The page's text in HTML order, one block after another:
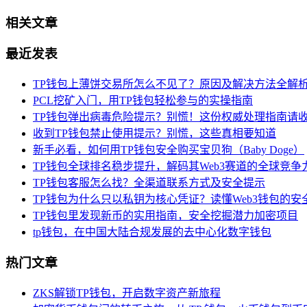
相关文章
最近发表
TP钱包上薄饼交易所怎么不见了？原因及解决方法全解
PCL挖矿入门，用TP钱包轻松参与的实操指南
TP钱包弹出病毒危险提示？别慌！这份权威处理指南请
收到TP钱包禁止使用提示？别慌，这些真相要知道
新手必看，如何用TP钱包安全购买宝贝狗（Baby Doge）
TP钱包全球排名稳步提升，解码其Web3赛道的全球竞争
TP钱包客服怎么找？全渠道联系方式及安全提示
TP钱包为什么只以私钥为核心凭证？读懂Web3钱包的安
TP钱包里发现新币的实用指南，安全挖掘潜力加密项目
tp钱包，在中国大陆合规发展的去中心化数字钱包
热门文章
ZKS解锁TP钱包，开启数字资产新旅程